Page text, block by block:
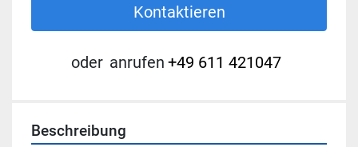
Kontaktieren
oder anrufen +49 611 421047
Beschreibung